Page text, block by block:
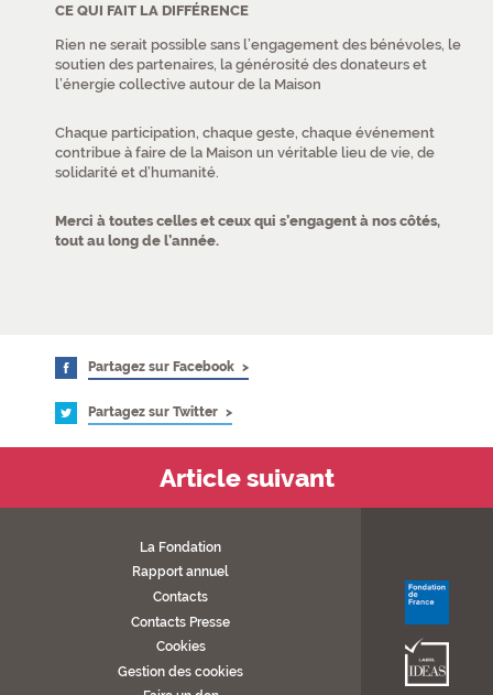
CE QUI FAIT LA DIFFÉRENCE
Rien ne serait possible sans l’engagement des bénévoles, le
soutien des partenaires, la générosité des donateurs et
l’énergie collective autour de la Maison
Chaque participation, chaque geste, chaque événement
contribue à faire de la Maison un véritable lieu de vie, de
solidarité et d’humanité.
Merci à toutes celles et ceux qui s’engagent à nos côtés,
tout au long de l’année.
Article suivant
Partagez sur Facebook
Partagez sur Twitter
La Fondation
Rapport annuel
Contacts
Contacts Presse
Cookies
Gestion des cookies